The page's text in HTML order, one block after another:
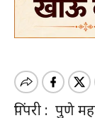
पिंपरी : पुणे